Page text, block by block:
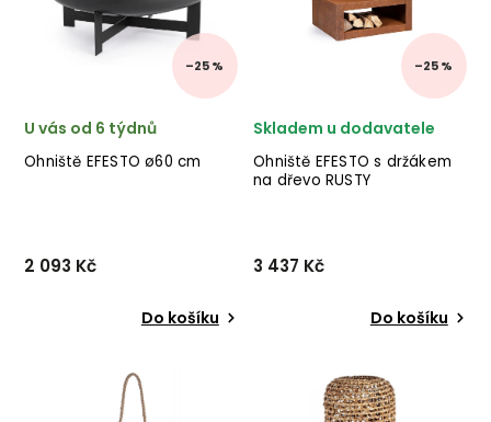
materiály ✅ nejnižší cena
✅ 30denní v...
✅ krásný nábytek ✅ kvalitní
materiály...
–25 %
Ohniště EFESTO ø60 cm
U vás od 6 týdnů
2 093 Kč
Do košíku
nábytu BIZZOTTO v
provedení černě
–25 %
Ohniště EFESTO s držákem
na dřevo RUSTY
Skladem u dodavatele
3 437 Kč
Do košíku
nábytku BIZZOTTO
v provedení rezavého